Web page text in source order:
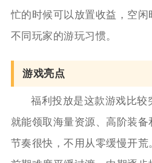
忙的时候可以放置收益，空
不同玩家的游玩习惯。
游戏亮点
福利投放是这款游戏比较
就能领取海量资源、高阶装
节奏很快，不用从零缓慢开荒